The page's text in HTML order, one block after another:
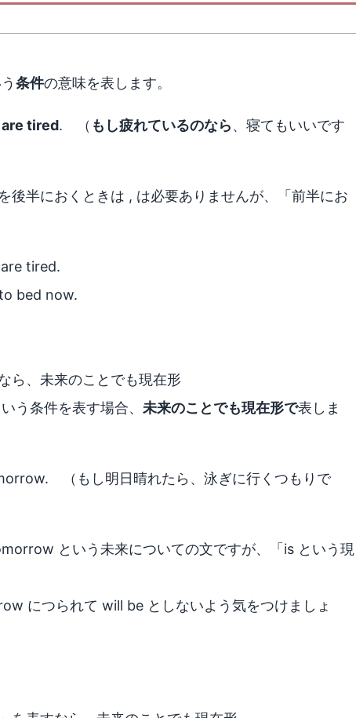
条件の意味を表します。
tired. （ もし疲れているのなら、寝てもいいです
後半におくときは , は必要ありませんが、「前半にお
are tired.
bed now.
ら、未来のことでも現在形
う条件を表す場合、 未来のことでも現在形で表しま
（もし明日晴れたら、泳ぎに行くつもりで
という未来についての文ですが、「is という現
につられて will be としないよう気をつけましょ